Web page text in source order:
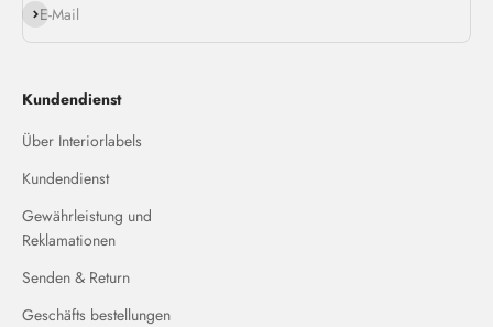
E-Mail
Abonnieren
Kundendienst
Über Interiorlabels
Kundendienst
Gewährleistung und
Reklamationen
Senden & Return
Geschäfts bestellungen